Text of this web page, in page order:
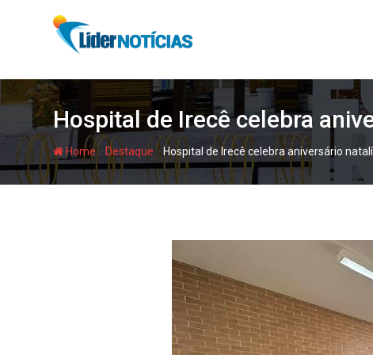
Hospital de Irecê celebra
Home - Destaque -Hospital de Irecê celebra aniversário